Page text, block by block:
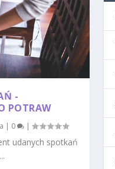
-
POTRAW
| 0 |
udanych spotkań